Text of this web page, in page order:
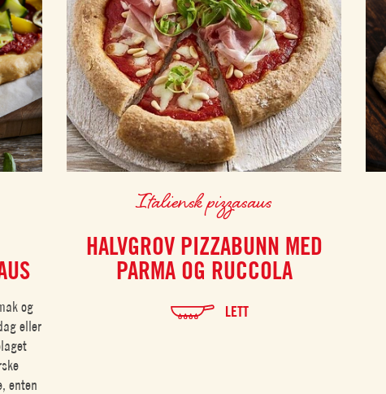
og
eller
enten
Italiensk pizzasaus
HALVGROV PIZZABUNN MED
PARMA OG RUCCOLA
LETT